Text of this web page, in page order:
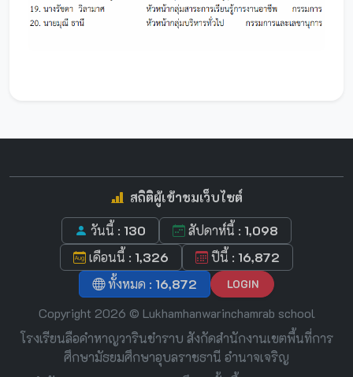
สถิติผู้เข้าชมเว็บไซต์
วันนี้ : 130 สัปดาห์นี้ : 1,098
เดือนนี้ : 1,326 ปีนี้ : 16,872
ทั้งหมด :16,872 LOGIN
Copyright 2026 © Lukhamhanwarinchamrab school
โรงเรียนลือคำหาญวารินชำราบ สังกัดสำนักงานเขตพื้นที่การ
ศึกษามัธยมศึกษาอุบลราชธานี อำนาจเจริญ